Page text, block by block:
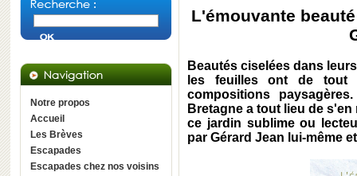
Notre propos
Accueil
Les Brèves
Escapades
Escapades chez nos voisins
L'émouvante
Beautés ciselées dans
les feuilles ont de tout
compositions
Bretagne a tout lieu de
ce jardin sublime ou
par Gérard Jean lui-même